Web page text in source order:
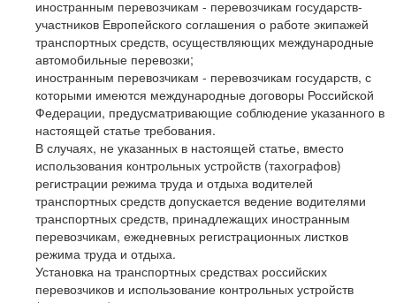
иностранным перевозчикам - перевозчикам государств-
участников Европейского соглашения о работе экипажей
транспортных средств, осуществляющих международные
автомобильные перевозки;
иностранным перевозчикам - перевозчикам государств, с
которыми имеются международные договоры Российской
Федерации, предусматривающие соблюдение указанного в
настоящей статье требования.
В случаях, не указанных в настоящей статье, вместо
использования контрольных устройств (тахографов)
регистрации режима труда и отдыха водителей
транспортных средств допускается ведение водителями
транспортных средств, принадлежащих иностранным
перевозчикам, ежедневных регистрационных листков
режима труда и отдыха.
Установка на транспортных средствах российских
перевозчиков и использование контрольных устройств